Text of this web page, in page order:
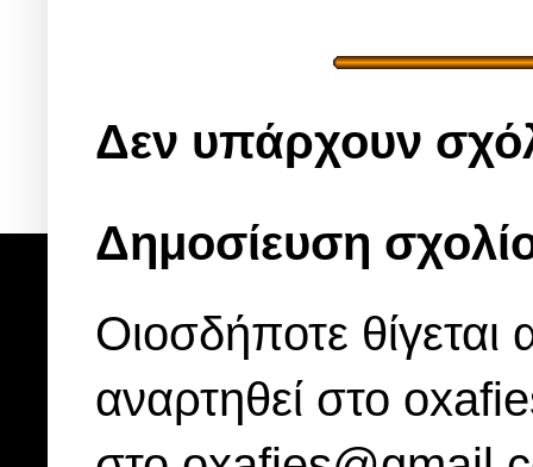
Δεν υπάρχουν
Δημοσίευση
Οιοσδήποτε
αναρτηθεί στο